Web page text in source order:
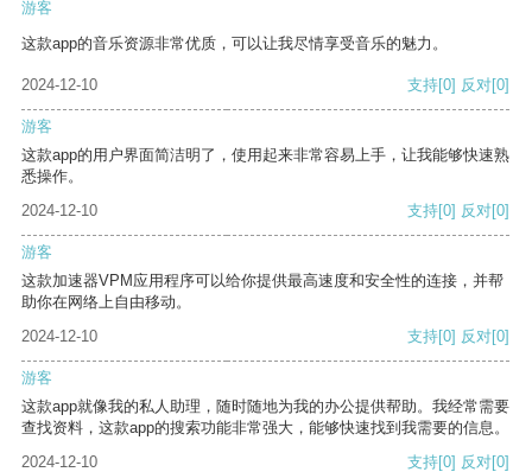
游客
这款app的音乐资源非常优质，可以让我尽情享受音乐的魅力。
2024-12-10 支持[0] 反对[0]
游客
这款app的用户界面简洁明了，使用起来非常容易上手，让我能够快速熟
悉操作。
2024-12-10
支持[0] 反对[0]
游客
这款加速器VPM应用程序可以给你提供最高速度和安全性的连接，并帮
助你在网络上自由移动。
2024-12-10
支持[0] 反对[0]
游客
这款app就像我的私人助理，随时随地为我的办公提供帮助。我经常需要
查找资料，这款app的搜索功能非常强大，能够快速找到我需要的信息。
2024-12-10
支持[0] 反对[0]